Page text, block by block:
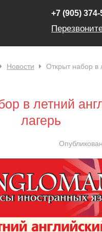
+7 (905)
Новости
Открыт набор в
в летний
лагерь